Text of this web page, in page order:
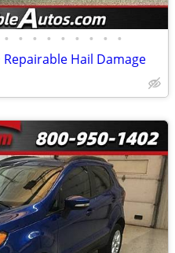
• • • • • • • • •
Repairable Hail Damage